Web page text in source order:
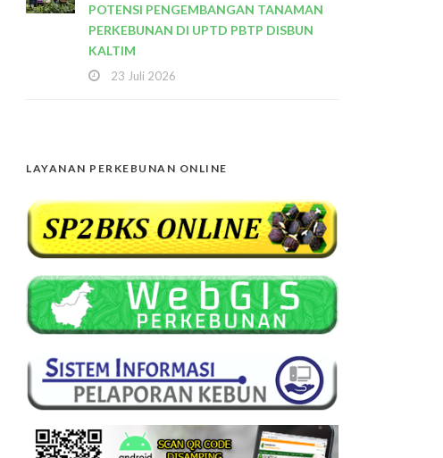
POTENSI PENGEMBANGAN TANAMAN
PERKEBUNAN DI UPTD PBTP DISBUN
KALTIM
23 Juli 2026
LAYANAN PERKEBUNAN ONLINE